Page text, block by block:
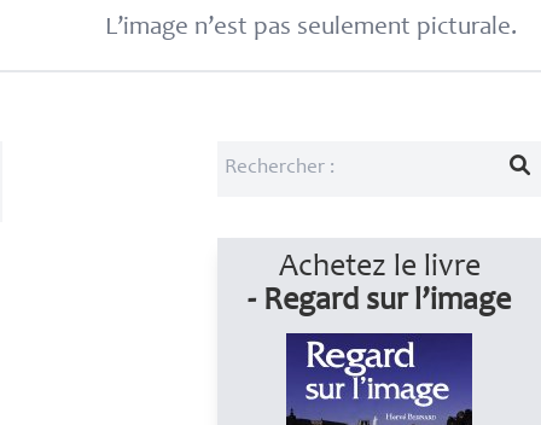
L’image n’est pas seulement picturale.
Achetez le livre
- Regard sur l’image